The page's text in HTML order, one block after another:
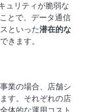
ュリティが脆弱な
とで、データ通信
といった潜在的な
きます。
業の場合、店舗シ
す。それぞれの店